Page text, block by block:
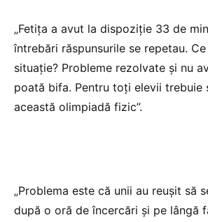
„Fetița a avut la dispoziție 33 de
întrebări răspunsurile se repetau.
situație? Probleme rezolvate și nu
poată bifa. Pentru toți elevii trebuie
această olimpiadă fizic”.
„Problema este că unii au reușit să
după o oră de încercări și pe lângă